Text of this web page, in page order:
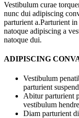
Vestibulum curae
nunc dui adipiscing
parturient a.Parturient
natoque adipiscing a
natoque dui.
ADIPISCING
Vestibulum
parturient
Abitur parturient
vestibulum
Diam parturient